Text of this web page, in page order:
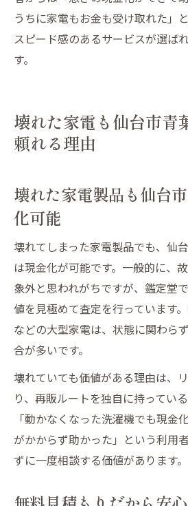
うちに家電もお金も受け取れた」
スピード感のあるサービスが選ば
す。
壊れた家電も仙台市青
頼れる理由
壊れた家電製品も仙台
化可能
壊れてしまった家電製品でも、仙
は現金化が可能です。一般的に、
象外と思われがちですが、鑑定堂
値を見極めて査定を行っています
などの大型家電は、状態に関わら
合が多いです。
壊れていても価値がある理由は、
り、再販ルートを独自に持ってい
「動かなくなった洗濯機でも現金
がかからず助かった」という利用
ずに一度相談する価値があります。